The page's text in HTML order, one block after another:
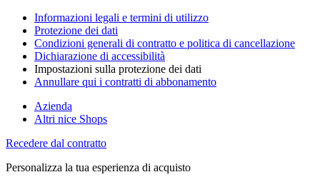
Informazioni legali e termini di utilizzo
Protezione dei dati
Condizioni generali di contratto e politica di cancellazione
Dichiarazione di accessibilità
Impostazioni sulla protezione dei dati
Annullare qui i contratti di abbonamento
Azienda
Altri nice Shops
Recedere dal contratto
Personalizza la tua esperienza di acquisto